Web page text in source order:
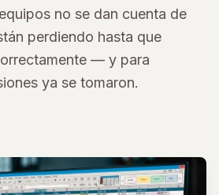
no se dan cuenta de
perdiendo hasta que
— y para
ya se tomaron.